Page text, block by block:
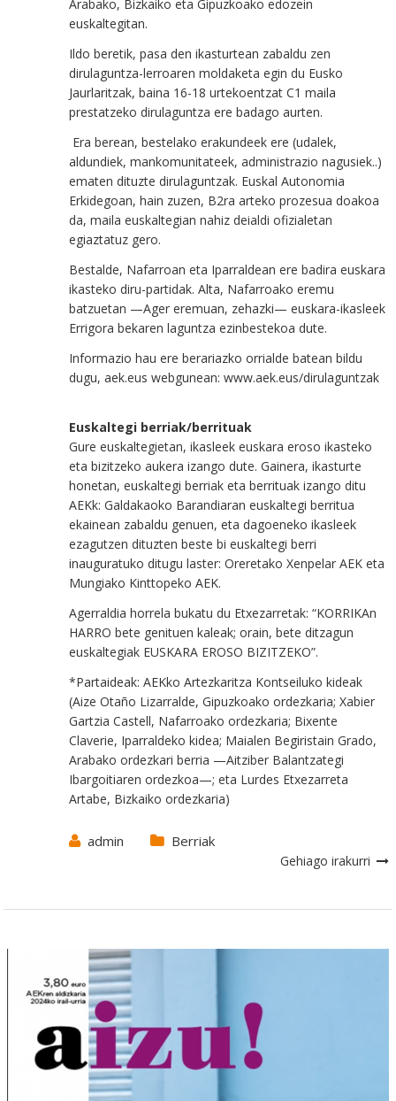
Arabako, Bizkaiko eta Gipuzkoako edozein
euskaltegitan.
Ildo beretik, pasa den ikasturtean zabaldu zen
dirulaguntza-lerroaren moldaketa egin du Eusko
Jaurlaritzak, baina 16-18 urtekoentzat C1 maila
prestatzeko dirulaguntza ere badago aurten.
Era berean, bestelako erakundeek ere (udalek,
aldundiek, mankomunitateek, administrazio nagusiek..)
ematen dituzte dirulaguntzak. Euskal Autonomia
Erkidegoan, hain zuzen, B2ra arteko prozesua doakoa
da, maila euskaltegian nahiz deialdi ofizialetan
egiaztatuz gero.
Bestalde, Nafarroan eta Iparraldean ere badira euskara
ikasteko diru-partidak. Alta, Nafarroako eremu
batzuetan —Ager eremuan, zehazki— euskara-ikasleek
Errigora bekaren laguntza ezinbestekoa dute.
Informazio hau ere berariazko orrialde batean bildu
dugu, aek.eus webgunean: www.aek.eus/dirulaguntzak
Euskaltegi berriak/berrituak
Gure euskaltegietan, ikasleek euskara eroso ikasteko
eta bizitzeko aukera izango dute. Gainera, ikasturte
honetan, euskaltegi berriak eta berrituak izango ditu
AEKk: Galdakaoko Barandiaran euskaltegi berritua
ekainean zabaldu genuen, eta dagoeneko ikasleek
ezagutzen dituzten beste bi euskaltegi berri
inauguratuko ditugu laster: Oreretako Xenpelar AEK eta
Mungiako Kinttopeko AEK.
Agerraldia horrela bukatu du Etxezarretak: “KORRIKAn
HARRO bete genituen kaleak; orain, bete ditzagun
euskaltegiak EUSKARA EROSO BIZITZEKO”.
*Partaideak: AEKko Artezkaritza Kontseiluko kideak
(Aize Otaño Lizarralde, Gipuzkoako ordezkaria; Xabier
Gartzia Castell, Nafarroako ordezkaria; Bixente
Claverie, Iparraldeko kidea; Maialen Begiristain Grado,
Arabako ordezkari berria —Aitziber Balantzategi
Ibargoitiaren ordezkoa—; eta Lurdes Etxezarreta
Artabe, Bizkaiko ordezkaria)
admin Berriak
Gehiago irakurri